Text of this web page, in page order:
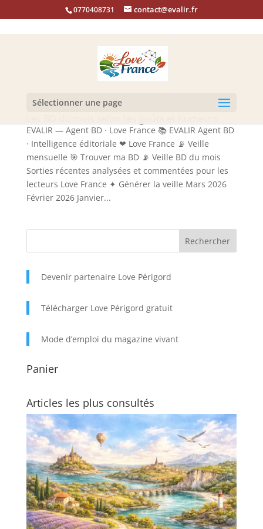
0770408731 contact@evalir.fr
Sélectionner une page
EVALIR — Agent BD · Love France 📚 EVALIR Agent BD
· Intelligence éditoriale ❤ Love France 📡 Veille
mensuelle 🎯 Trouver ma BD 📡 Veille BD du mois
Sorties récentes analysées et commentées pour les
lecteurs Love France ✦ Générer la veille Mars 2026
Février 2026 Janvier...
Devenir partenaire Love Périgord
Télécharger Love Périgord gratuit
Mode d’emploi du magazine vivant
Panier
Articles les plus consultés